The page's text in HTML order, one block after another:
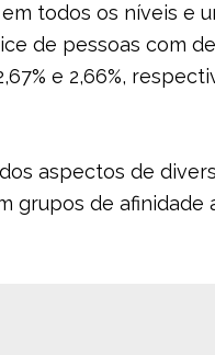
todos os níveis e
de pessoas com
e 2,66%,
aspectos de
grupos de afinidade